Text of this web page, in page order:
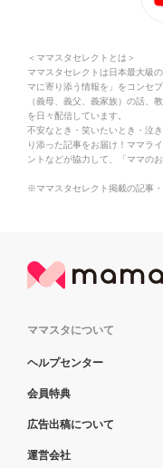
＜ママスタセレクトとは＞
ママスタセレクトは日本最大級
マに寄り添う情報を」をコンセ
（義母、義父、義家族）の話、
を日々配信しています。
不安なとき・笑いたいとき・泣
り添った記事をお届け！ママラ
ントなどが協力して、「ママの
※ママスタセレクト掲載の記事
ママスタについて
ヘルプセンター
会員特典
広告出稿について
運営会社